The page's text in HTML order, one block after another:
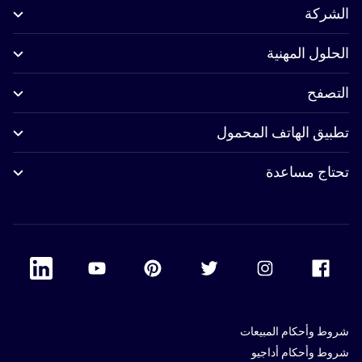
الشركة
الحلول المهنية
التصفح
تطبيق الهاتف المحمول
تحتاج مساعدة
Accor Youtube
Linkedin
شروط وأحكام المبيعات
شروط وأحكام أداجيو